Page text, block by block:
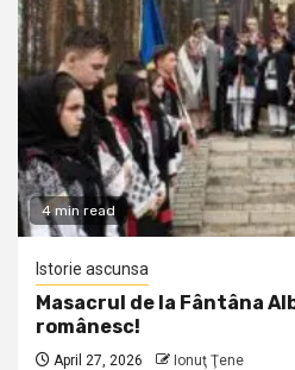
4 min read
Istorie ascunsa
Masacrul de la Fântâna
românesc!
April 27, 2026 Ionuţ Ţene